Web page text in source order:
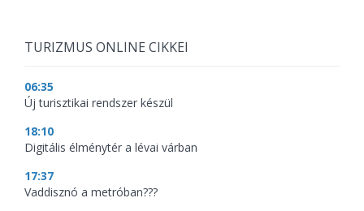
TURIZMUS ONLINE CIKKEI
06:35
Új turisztikai rendszer készül
18:10
Digitális élménytér a lévai várban
17:37
Vaddisznó a metróban???